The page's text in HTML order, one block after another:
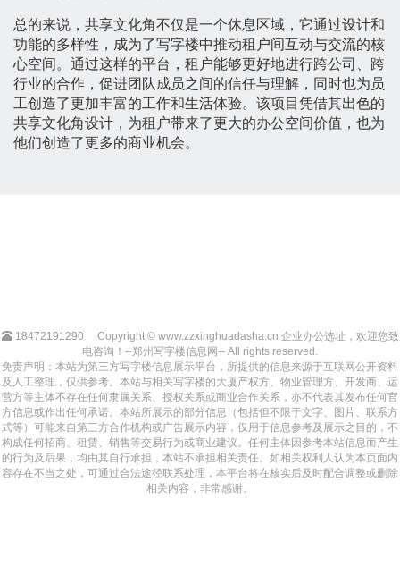
总的来说，共享文化角不仅是一个休息区域，它通过设计和
功能的多样性，成为了写字楼中推动租户间互动与交流的核
心空间。通过这样的平台，租户能够更好地进行跨公司、跨
行业的合作，促进团队成员之间的信任与理解，同时也为员
工创造了更加丰富的工作和生活体验。该项目凭借其出色的
共享文化角设计，为租户带来了更大的办公空间价值，也为
他们创造了更多的商业机会。
18472191290
Copyright © www.zzxinghuadasha.cn 企业办公选址，欢迎您致
电咨询！--郑州写字楼信息网-- All rights reserved.
免责声明：本站为第三方写字楼信息展示平台，所提供的信息来源于互联网公开资料
及人工整理，仅供参考。本站与相关写字楼的大厦产权方、物业管理方、开发商、运
营方等主体不存在任何隶属关系、授权关系或商业合作关系，亦不代表其发布任何官
方信息或作出任何承诺。本站所展示的部分信息（包括但不限于文字、图片、联系方
式等）可能来自第三方合作机构或广告展示内容，仅用于信息参考及展示之目的，不
构成任何招商、租赁、销售等交易行为或商业建议。任何主体因参考本站信息而产生
的行为及后果，均由其自行承担，本站不承担相关责任。如相关权利人认为本页面内
容存在不当之处，可通过合法途径联系处理，本平台将在核实后及时配合调整或删除
相关内容，非常感谢。